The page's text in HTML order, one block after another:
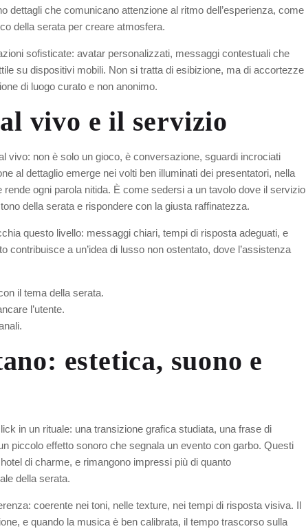
dettagli che comunicano attenzione al ritmo dell’esperienza, come
della serata per creare atmosfera.
sofisticate: avatar personalizzati, messaggi contestuali che
su dispositivi mobili. Non si tratta di esibizione, ma di accortezze
di luogo curato e non anonimo.
vivo e il servizio
vivo: non è solo un gioco, è conversazione, sguardi incrociati
al dettaglio emerge nei volti ben illuminati dei presentatori, nella
ogni parola nitida. È come sedersi a un tavolo dove il servizio
della serata e rispondere con la giusta raffinatezza.
questo livello: messaggi chiari, tempi di risposta adeguati, e
contribuisce a un’idea di lusso non ostentato, dove l’assistenza
il tema della serata.
l’utente.
estetica, suono e
in un rituale: una transizione grafica studiata, una frase di
piccolo effetto sonoro che segnala un evento con garbo. Questi
di charme, e rimangono impressi più di quanto
della serata.
coerente nei toni, nelle texture, nei tempi di risposta visiva. Il
e quando la musica è ben calibrata, il tempo trascorso sulla